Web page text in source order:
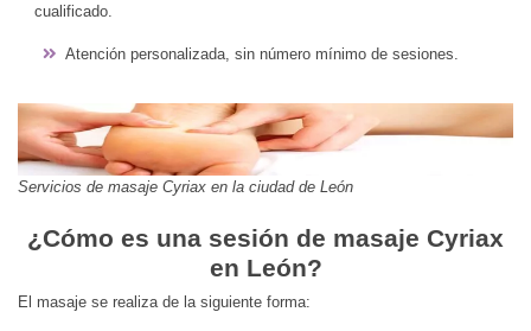
cualificado.
Atención personalizada, sin número mínimo de sesiones.
Servicios de masaje Cyriax en la ciudad de León
¿Cómo es una sesión de masaje Cyriax
en León?
El masaje se realiza de la siguiente forma: